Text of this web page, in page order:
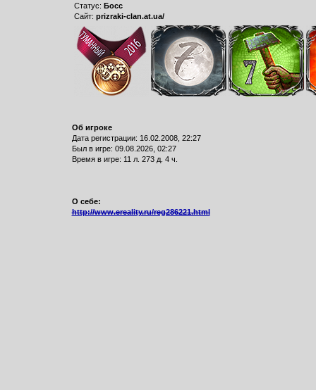
Статус: Босс
Сайт: prizraki-clan.at.ua/
Об игроке
Дата регистрации: 16.02.2008, 22:27
Был в игре: 09.08.2026, 02:27
Время в игре: 11 л. 273 д. 4 ч.
О себе:
http://www.ereality.ru/reg286221.html